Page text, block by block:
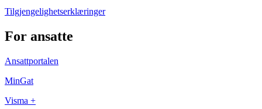
Tilgjengelighetserklæringer
For ansatte
Ansattportalen
MinGat
Visma +